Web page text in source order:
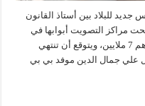
جديد للبلاد بين أستاذ القانون
مراكز التصويت أبوابها في
الثامنة صباحا لاستقبال الناخبين، البالغ عددهم 7 ملايين، ويتوقع أن تنتهي
علي جمال الدين موفد بي بي